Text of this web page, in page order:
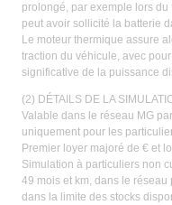
prolongé, par exemple lors
peut avoir sollicité la batterie
Le moteur thermique assure
traction du véhicule, avec
significative de la puissance
(2) DÉTAILS DE LA
Valable dans le réseau MG
uniquement pour les
Premier loyer majoré de € et
Simulation à particuliers non
49 mois et km, dans le
dans la limite des stocks